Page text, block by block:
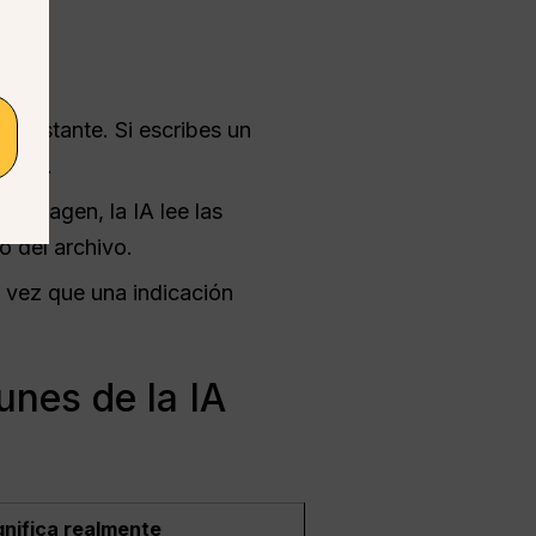
instante. Si escribes un
imagen, la IA lee las
del archivo.
que una indicación
de la IA
realmente